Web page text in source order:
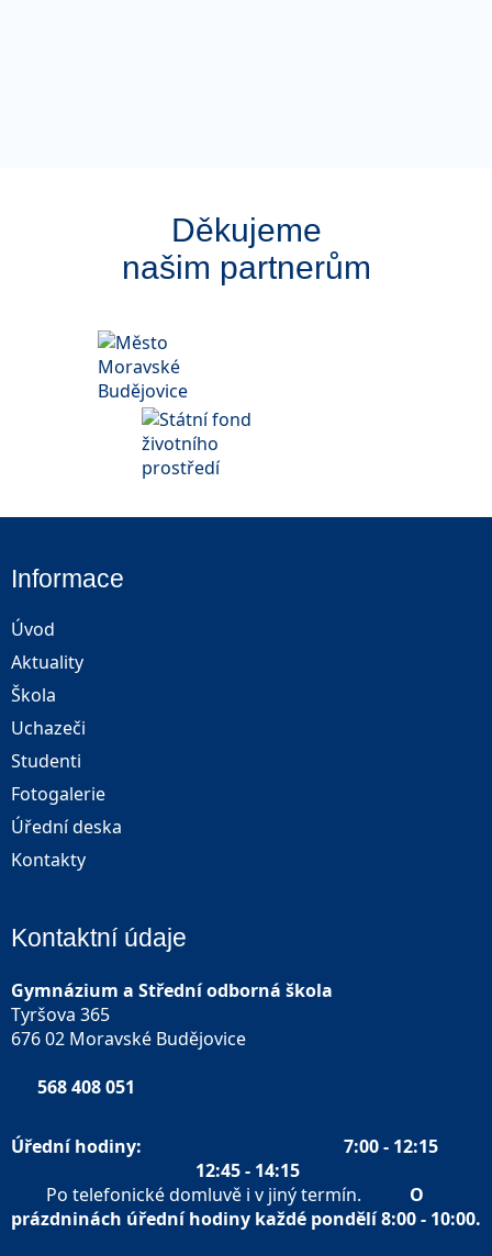
Děkujeme
našim partnerům
Informace
Úvod
Aktuality
Škola
Uchazeči
Studenti
Fotogalerie
Úřední deska
Kontakty
Kontaktní údaje
Gymnázium a Střední odborná škola
Tyršova 365
676 02 Moravské Budějovice
568 408 051
Úřední hodiny: 7:00 - 12:15
12:45 - 14:15
Po telefonické domluvě i v jiný termín. O
prázdninách úřední hodiny každé pondělí 8:00 - 10:00.